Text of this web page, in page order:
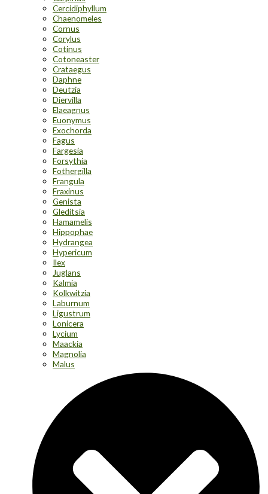
Cercidiphyllum
Chaenomeles
Cornus
Corylus
Cotinus
Cotoneaster
Crataegus
Daphne
Deutzia
Diervilla
Elaeagnus
Euonymus
Exochorda
Fagus
Fargesia
Forsythia
Fothergilla
Frangula
Fraxinus
Genista
Gleditsia
Hamamelis
Hippophae
Hydrangea
Hypericum
Ilex
Juglans
Kalmia
Kolkwitzia
Laburnum
Ligustrum
Lonicera
Lycium
Maackia
Magnolia
Malus